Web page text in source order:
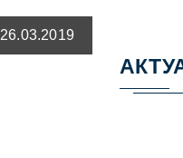
26.03.2019